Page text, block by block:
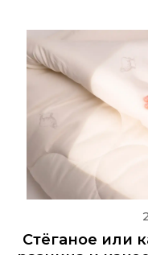
Стёганое или